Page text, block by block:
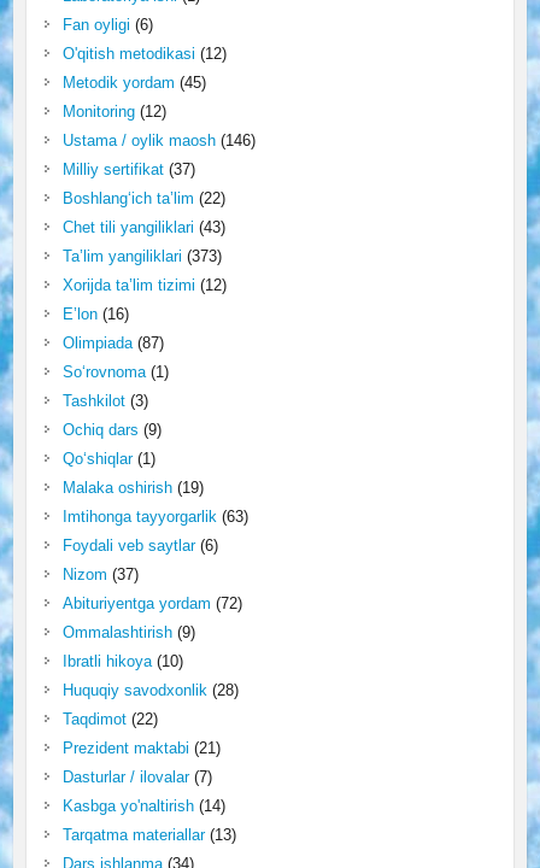
Fan oyligi (6)
O'qitish metodikasi (12)
Metodik yordam (45)
Monitoring(12)
Ustama / oylik maosh(146)
Milliy sertifikat(37)
Boshlang‘ich ta’lim (22)
Chet tili yangiliklari (43)
Ta’lim yangiliklari (373)
Xorijda ta’lim tizimi (12)
E’lon(16)
Olimpiada(87)
So‘rovnoma(1)
Tashkilot(3)
Ochiq dars (9)
Qo‘shiqlar(1)
Malaka oshirish(19)
Imtihonga tayyorgarlik(63)
Foydali veb saytlar(6)
Nizom (37)
Abituriyentga yordam (72)
Ommalashtirish(9)
Ibratli hikoya(10)
Huquqiy savodxonlik(28)
Taqdimot(22)
Prezident maktabi (21)
Dasturlar / ilovalar(7)
Kasbga yo'naltirish(14)
Tarqatma materiallar(13)
Dars ishlanma(34)